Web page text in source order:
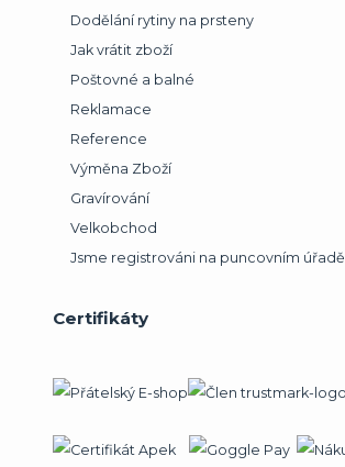
Dodělání rytiny na prsteny
Jak vrátit zboží
Poštovné a balné
Reklamace
Reference
Výměna Zboží
Gravírování
Velkobchod
Jsme registrováni na puncovním úřadě
Certifikáty